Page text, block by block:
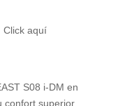
Click aquí
S08 i-DM en
confort superior